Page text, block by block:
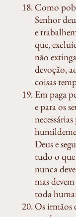
Como
Senhor
e
que,
não
devoção,
coisas
Em paga
e para os
Deus e
tudo o
nunca
mas
toda
Os irmãos